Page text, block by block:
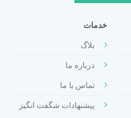
خدمات
بلاگ
درباره ما
تماس با ما
پیشنهادات شگفت انگیز